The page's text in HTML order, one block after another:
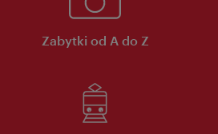
Zabytki od A do Z